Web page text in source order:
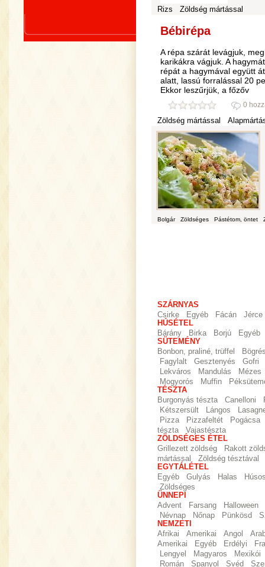
Rizs
Zöldség mártással
Bébirépa
A répa szárát levágjuk,
karikákra vágjuk. A
répát a hagymával együtt
alatt, lassú forralással 20
Ekkor leszűrjük, a főzőv
0
Zöldség mártással
Bolgár Zöldséges Pástétom, öntet
SZÁRNYAS
Csirke
Egyéb Fácán
Jérce
HÚSÉTEL
Bárány
Birka Borjú
Egyéb
SÜTEMÉNY
Bonbon, praliné, trüffel
Fagylalt
Gesztenyés
Gofri
Lekváros
Mandulás
Mézes
Mogyorós
Muffin
TÉSZTA
Burgonyás tészta
Canelloni
Kétszersült
Lángos
Pizza
Pizzafeltét
Pogácsa
tészta
Vajastészta
ZÖLDSÉGES ÉTEL
Grillezett zöldség
Rakott
mártással
Zöldség tésztával
EGYTÁLÉTEL
Egyéb
Gulyás Halas
Zöldséges
ÜNNEPI
Advent
Farsang
Halloween
Névnap
Nőnap Pünkösd
NEMZETI
Afrikai
Amerikai Angol
Amerikai
Egyéb Erdélyi
Lengyel
Magyaros
Mexikói
Román
Spanyol Svéd